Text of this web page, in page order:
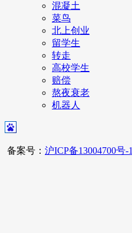
混凝土
菜鸟
北上创业
留学生
转走
高校学生
赔偿
熬夜衰老
机器人
备案号： 沪ICP备13004700号-1